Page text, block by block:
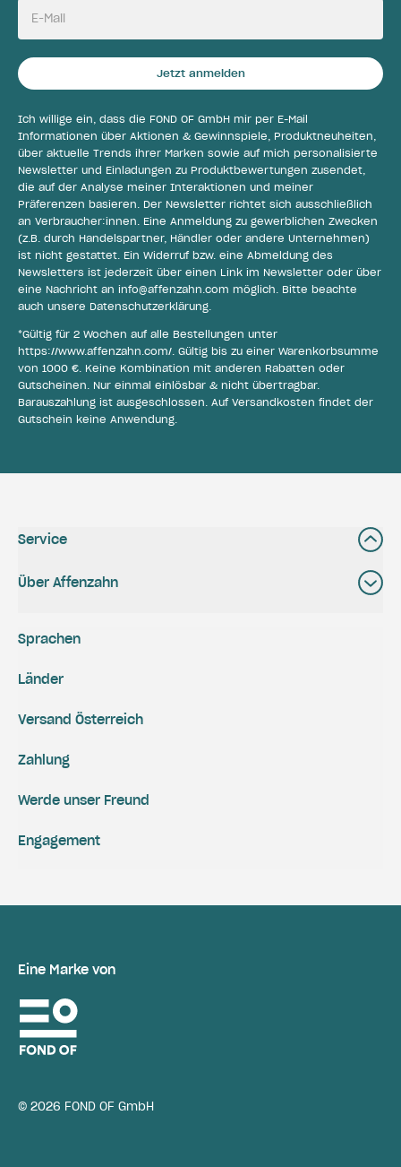
E-Mail
Jetzt anmelden
Ich willige ein, dass die FOND OF GmbH mir per E-Mail
Informationen über Aktionen & Gewinnspiele, Produktneuheiten,
über aktuelle Trends ihrer Marken sowie auf mich personalisierte
Newsletter und Einladungen zu Produktbewertungen zusendet,
die auf der Analyse meiner Interaktionen und meiner
Präferenzen basieren. Der Newsletter richtet sich ausschließlich
an Verbraucher:innen. Eine Anmeldung zu gewerblichen Zwecken
(z.B. durch Handelspartner, Händler oder andere Unternehmen)
ist nicht gestattet. Ein Widerruf bzw. eine Abmeldung des
Newsletters ist jederzeit über einen Link im Newsletter oder über
eine Nachricht an info@affenzahn.com möglich. Bitte beachte
auch unsere Datenschutzerklärung
*Gültig für 2 Wochen auf alle Bestellungen unter
https://www.affenzahn.com/ . Gültig bis zu einer Warenkorbsumme
von 1000 €. Keine Kombination mit anderen Rabatten oder
Gutscheinen. Nur einmal einlösbar & nicht übertragbar.
Barauszahlung ist ausgeschlossen. Auf Versandkosten findet der
Gutschein keine Anwendung.
Service
Über Affenzahn
Versand Österreich
Zahlung
Engagement
Werde unser Freund
Sprachen
Länder
Eine Marke von
© 2026 FOND OF GmbH